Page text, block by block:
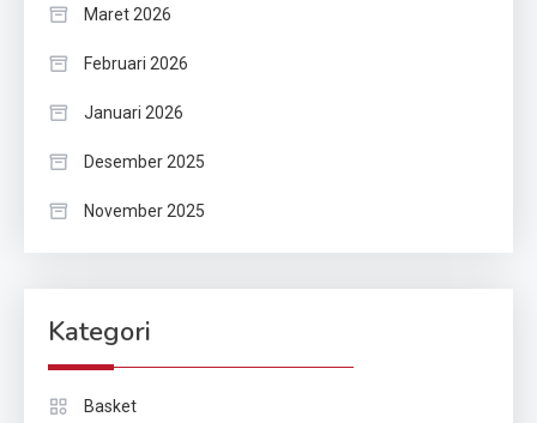
Maret 2026
Februari 2026
Januari 2026
Desember 2025
November 2025
Kategori
Basket